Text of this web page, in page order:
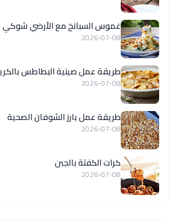
غموس السبانخ مع الأرضي شوكي
2026-07-08
طريقة عمل صينية البطاطس
2026-07-08
طريقة عمل بارز الشوفان الصحية
2026-07-08
كرات الكفتة بالجبن
2026-07-08